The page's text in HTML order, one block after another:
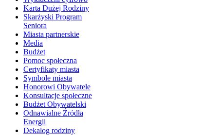
Karta Dużej Rodziny
Skarżyski Program
Seniora
Miasta partnerskie
Media
Budżet
Pomoc społeczna
Certyfikaty miasta
Symbole miasta
Honorowi Obywatele
Konsultacje społeczne
Budżet Obywatelski
Odnawialne Źródła
Energii
Dekalog rodziny